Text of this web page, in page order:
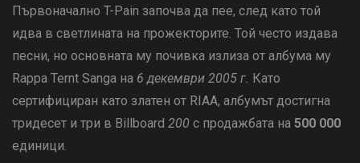
Първоначално T-Pain започва да пее, след като той
идва в светлината на прожекторите. Той често издава
песни, но основната му почивка излиза от албума му
Rappa Ternt Sanga на 6 декември 2005 г. Като
сертифициран като златен от RIAA, албумът достигна
тридесет и три в Billboard 200 с продажбата на 500 000
единици.